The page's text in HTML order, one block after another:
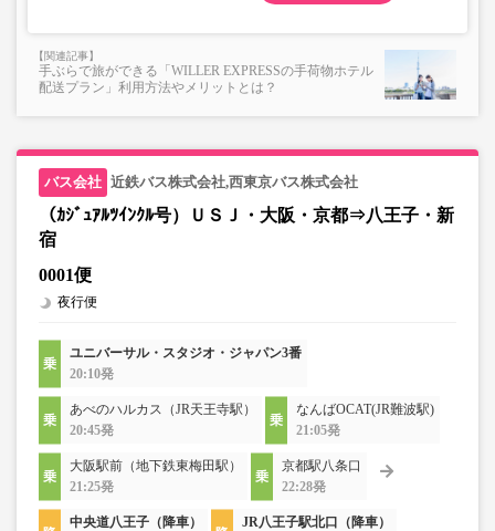
手ぶらで旅ができる「WILLER EXPRESSの手荷物ホテル
配送プラン」利用方法やメリットとは？
近鉄バス株式会社,西東京バス株式会社
（ｶｼﾞｭｱﾙﾂｲﾝｸﾙ号）ＵＳＪ・大阪・京都⇒八王子・新
宿
0001便
夜行便
ユニバーサル・スタジオ・ジャパン3番
20:10発
あべのハルカス（JR天王寺駅）
20:45発
なんばOCAT(JR難波駅)
21:05発
大阪駅前（地下鉄東梅田駅）
21:25発
京都駅八条口
22:28発
中央道八王子（降車）
JR八王子駅北口（降車）